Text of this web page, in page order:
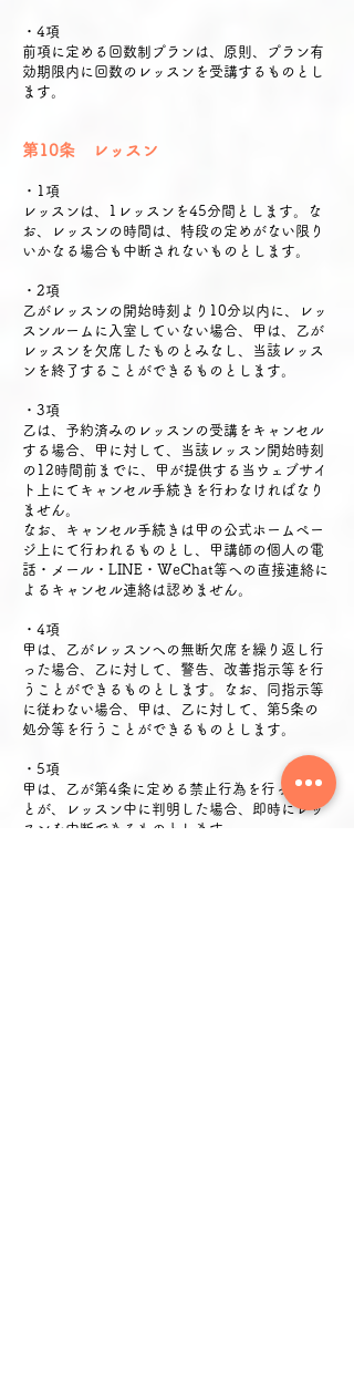
・4項
前項に定める回数制プランは、原則、プラン有
効期限内に回数のレッスンを受講するものとし
ます。
第10条 レッスン
・1項
レッスンは、1レッスンを45分間とします。な
お、レッスンの時間は、特段の定めがない限り
いかなる場合も中断されないものとします。
・2項
乙がレッスンの開始時刻より10分以内に、レッ
スンルームに入室していない場合、甲は、乙が
レッスンを欠席したものとみなし、当該レッス
ンを終了することができるものとします。
・3項
乙は、予約済みのレッスンの受講をキャンセル
する場合、甲に対して、当該レッスン開始時刻
の12時間前までに、甲が提供する当ウェブサイ
ト上にてキャンセル手続きを行わなければなり
ません。
なお、キャンセル手続きは甲の公式ホームペー
ジ上にて行われるものとし、甲講師の個人の電
話・メール・LINE・WeChat等への直接連絡に
よるキャンセル連絡は認めません。
・4項
甲は、乙がレッスンへの無断欠席を繰り返し行
った場合、乙に対して、警告、改善指示等を行
うことができるものとします。なお、同指示等
に従わない場合、甲は、乙に対して、第5条の
処分等を行うことができるものとします。
・5項
甲は、乙が第4条に定める禁止行為を行ったこ
とが、レッスン中に判明した場合、即時にレッ
スンを中断できるものとします。